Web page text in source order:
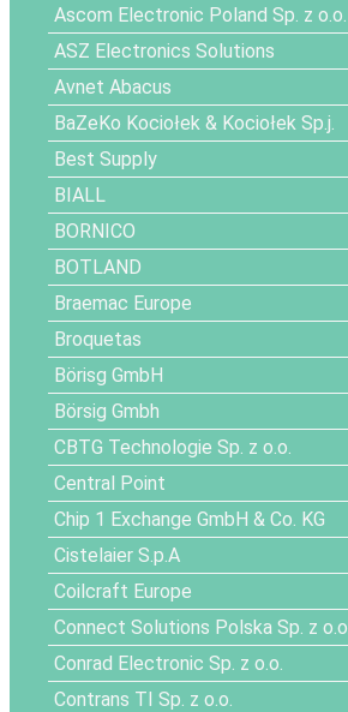
Ascom Electronic Poland Sp. z o.o.
ASZ Electronics Solutions
Avnet Abacus
BaZeKo Kociołek & Kociołek Sp.j.
Best Supply
BIALL
BORNICO
BOTLAND
Braemac Europe
Broquetas
Börisg GmbH
Börsig Gmbh
CBTG Technologie Sp. z o.o.
Central Point
Chip 1 Exchange GmbH & Co. KG
Cistelaier S.p.A
Coilcraft Europe
Connect Solutions Polska Sp. z o.o.
Conrad Electronic Sp. z o.o.
Contrans TI Sp. z o.o.